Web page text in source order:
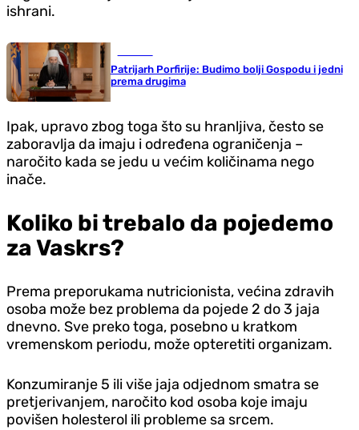
ishrani.
Patrijarh Porfirije: Budimo bolji Gospodu i jedni
prema drugima
Ipak, upravo zbog toga što su hranljiva, često se
zaboravlja da imaju i određena ograničenja –
naročito kada se jedu u većim količinama nego
inače.
Koliko bi trebalo da pojedemo
za Vaskrs?
Prema preporukama nutricionista, većina zdravih
osoba može bez problema da pojede 2 do 3 jaja
dnevno. Sve preko toga, posebno u kratkom
vremenskom periodu, može opteretiti organizam.
Konzumiranje 5 ili više jaja odjednom smatra se
pretjerivanjem, naročito kod osoba koje imaju
povišen holesterol ili probleme sa srcem.